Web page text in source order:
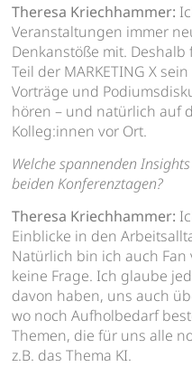
Theresa Kriechhammer:
Veranstaltungen immer
Denkanstöße mit.
Teil der MARKETING X
Vorträge und
hören – und natürlich auf
Kolleg:innen vor Ort.
Welche spannenden
beiden Konferenztagen?
Theresa Kriechhammer:
Einblicke in den
Natürlich bin ich auch Fan
keine Frage. Ich glaube
davon haben, uns auch
wo noch Aufholbedarf
Themen, die für uns alle
z.B. das Thema KI.